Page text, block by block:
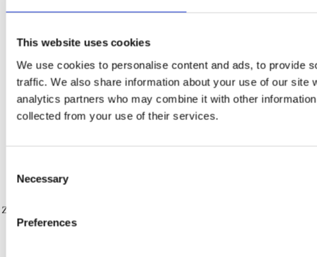
This website uses cookies
We use cookies to personalise content and ads, to provide
traffic. We also share information about your use of our site
analytics partners who may combine it with other
collected from your use of their services.
Selection
Necessary
Preferences
pomogą Ci wybrać odpowiednią technologię
zbudują dla Ciebie dopasowaną aplikację.
Dedykowane strony internetowe, portale
UX i projektantów graficznych odpowiedzialnych
za dobry i funkcjonalny interfejs użytkownika (UI).